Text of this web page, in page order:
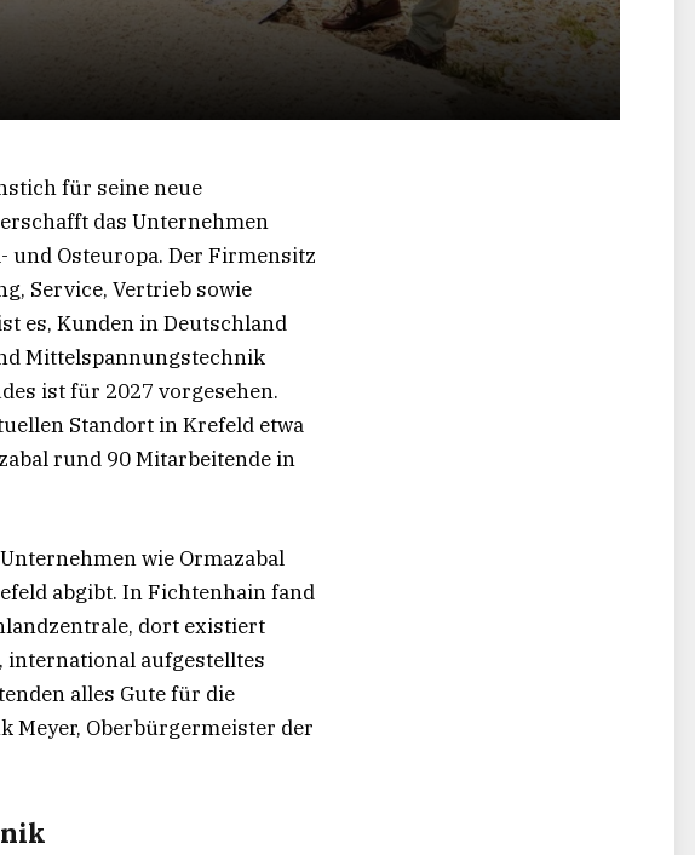
für seine neue
das Unternehmen
und Osteuropa. Der Firmensitz
Service, Vertrieb sowie
es, Kunden in Deutschland
Mittelspannungstechnik
ist für 2027 vorgesehen.
Standort in Krefeld etwa
rund 90 Mitarbeitende in
wie Ormazabal
abgibt. In Fichtenhain fand
dort existiert
international aufgestelltes
alles Gute für die
Meyer, Oberbürgermeister der